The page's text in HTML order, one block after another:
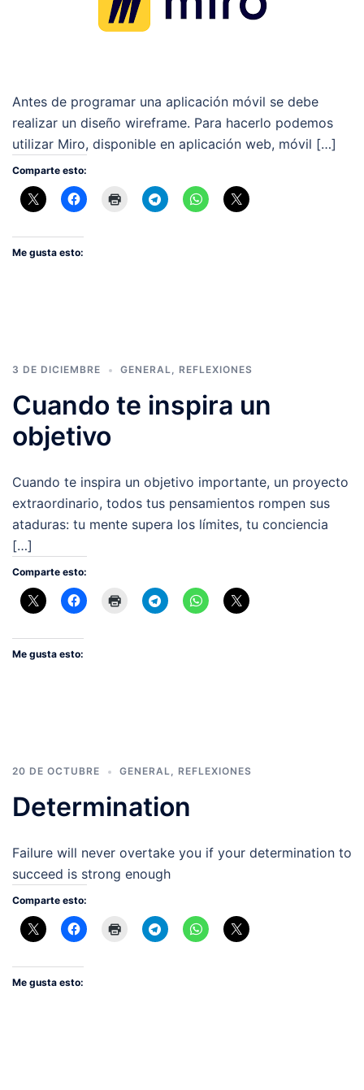
Antes de programar una aplicación móvil se debe
realizar un diseño wireframe. Para hacerlo podemos
utilizar Miro, disponible en aplicación web, móvil […]
Comparte esto:
Me gusta esto:
3 DE DICIEMBRE GENERAL, REFLEXIONES
Cuando te inspira un
objetivo
Cuando te inspira un objetivo importante, un proyecto
extraordinario, todos tus pensamientos rompen sus
ataduras: tu mente supera los límites, tu conciencia
[…]
Comparte esto:
Me gusta esto:
20 DE OCTUBRE GENERAL, REFLEXIONES
Determination
Failure will never overtake you if your determination to
succeed is strong enough
Comparte esto:
Me gusta esto: